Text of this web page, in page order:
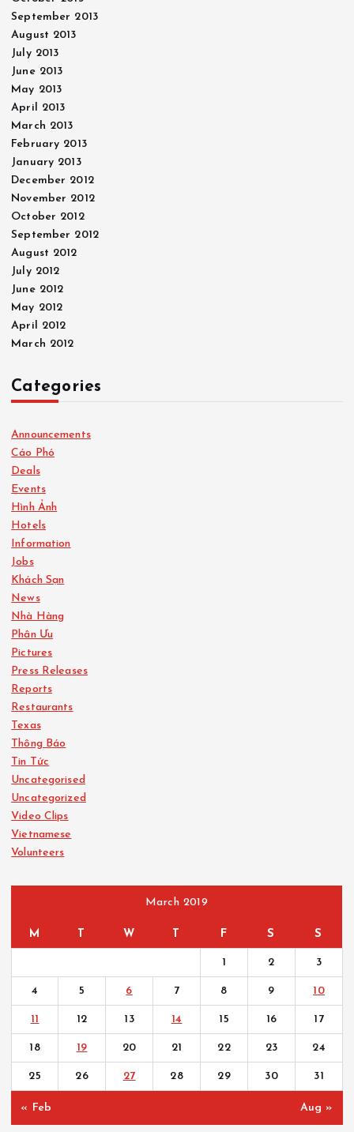
September 2013
August 2013
July 2013
June 2013
May 2013
April 2013
March 2013
February 2013
January 2013
December 2012
November 2012
October 2012
September 2012
August 2012
July 2012
June 2012
May 2012
April 2012
March 2012
Categories
Announcements
Cáo Phó
Deals
Events
Hình Ảnh
Hotels
Information
Jobs
Khách Sạn
News
Nhà Hàng
Phân Ưu
Pictures
Press Releases
Reports
Restaurants
Texas
Thông Báo
Tin Tức
Uncategorised
Uncategorized
Video Clips
Vietnamese
Volunteers
March 2019
M W F S S
1 2 3
4 5 6 7 8 9 10
11 12 13 14 15 16 17
18 19 20 21 22 23 24
25 26 27 28 29 30 31
« Feb Aug »